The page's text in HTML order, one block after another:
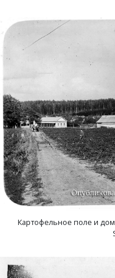
Картофельное поле и
Пигасово, деревня
Пирогово, деревня
Пищихино , деревня
Плясицыно, деревня
Пожарницы, деревня
Полушино, деревня
Приволье, деревня